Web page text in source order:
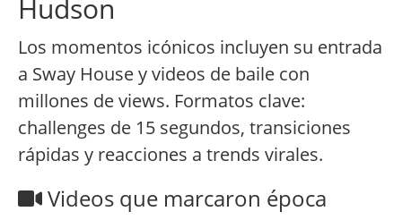
Hudson
Los momentos icónicos incluyen su entrada
a Sway House y videos de baile con
millones de views. Formatos clave:
challenges de 15 segundos, transiciones
rápidas y reacciones a trends virales.
Videos que marcaron época